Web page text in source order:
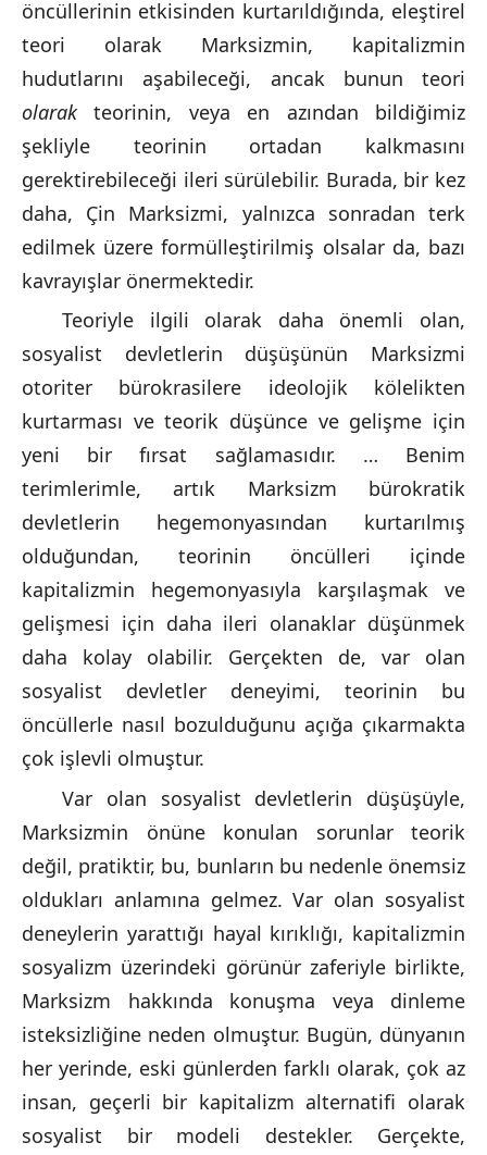
öncüllerinin etkisinden kurtarıldığında, eleştirel
teori olarak Marksizmin, kapitalizmin
hudutlarını aşabileceği, ancak bunun teori
olarakteorinin, veya en azından bildiğimiz
şekliyle teorinin ortadan kalkmasını
gerektirebileceği ileri sürülebilir. Burada, bir kez
daha, Çin Marksizmi, yalnızca sonradan terk
edilmek üzere formülleştirilmiş olsalar da, bazı
kavrayışlar önermektedir.
Teoriyle ilgili olarak daha önemli olan,
sosyalist devletlerin düşüşünün Marksizmi
otoriter bürokrasilere ideolojik kölelikten
kurtarması ve teorik düşünce ve gelişme için
yeni bir fırsat sağlamasıdır. … Benim
terimlerimle, artık Marksizm bürokratik
devletlerin hegemonyasından kurtarılmış
olduğundan, teorinin öncülleri içinde
kapitalizmin hegemonyasıyla karşılaşmak ve
gelişmesi için daha ileri olanaklar düşünmek
daha kolay olabilir. Gerçekten de, var olan
sosyalist devletler deneyimi, teorinin bu
öncüllerle nasıl bozulduğunu açığa çıkarmakta
çok işlevli olmuştur.
Var olan sosyalist devletlerin düşüşüyle,
Marksizmin önüne konulan sorunlar teorik
değil, pratiktir, bu, bunların bu nedenle önemsiz
oldukları anlamına gelmez. Var olan sosyalist
deneylerin yarattığı hayal kırıklığı, kapitalizmin
sosyalizm üzerindeki görünür zaferiyle birlikte,
Marksizm hakkında konuşma veya dinleme
isteksizliğine neden olmuştur. Bugün, dünyanın
her yerinde, eski günlerden farklı olarak, çok az
insan, geçerli bir kapitalizm alternatifi olarak
sosyalist bir modeli destekler. Gerçekte,